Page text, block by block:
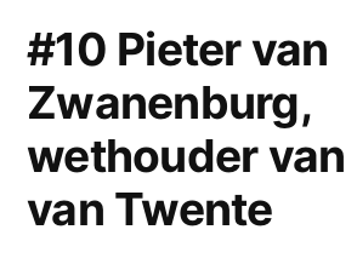
#10 Pieter van
Zwanenburg,
wethouder van
van Twente